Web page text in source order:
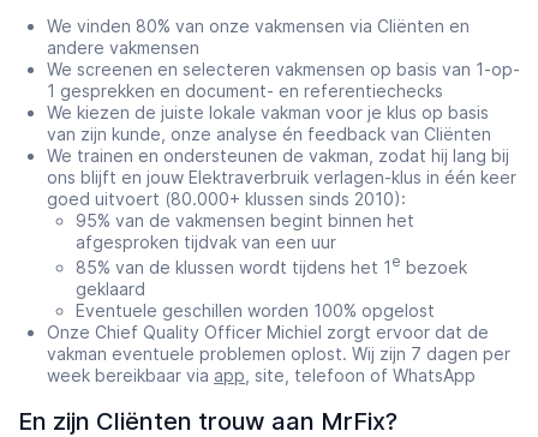
We vinden 80% van onze vakmensen via Cliënten en
andere vakmensen
We screenen en selecteren vakmensen op basis van 1-op-
1 gesprekken en document- en referentiechecks
We kiezen de juiste lokale vakman voor je klus op basis
van zijn kunde, onze analyse én feedback van Cliënten
We trainen en ondersteunen de vakman, zodat hij lang bij
ons blijft en jouw Elektraverbruik verlagen-klus in één keer
goed uitvoert (80.000+ klussen sinds 2010):
95% van de vakmensen begint binnen het
afgesproken tijdvak van een uur
85% van de klussen wordt tijdens het 1 e bezoek
geklaard
Eventuele geschillen worden 100% opgelost
Onze Chief Quality Officer Michiel zorgt ervoor dat de
vakman eventuele problemen oplost. Wij zijn 7 dagen per
week bereikbaar via app , site, telefoon of WhatsApp
En zijn Cliënten trouw aan MrFix?